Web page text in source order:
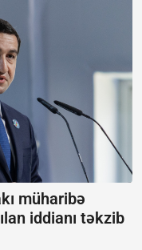
müharibə
iddianı təkzib